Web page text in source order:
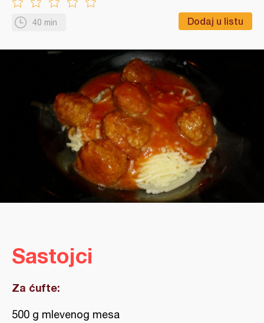
40 min Dodaj u listu
Sastojci
Za ćufte:
500 g mlevenog mesa